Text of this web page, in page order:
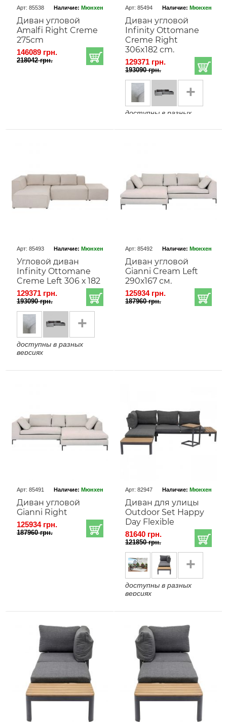
Арт: 85538 Наличие: Мюнхен
Диван угловой
Amalfi Right Creme
275cm
146089 грн.
218042 грн.
Арт: 85494 Наличие: Мюнхен
Диван угловой
Infinity Ottomane
Creme Right
306x182 cm.
129371 грн.
193090 грн.
+
доступны в разных
Арт: 85493 Наличие: Мюнхен
Угловой диван
Infinity Ottomane
Creme Left 306 х 182
129371 грн.
193090 грн.
+
доступны в разных
версиях
Арт: 85492 Наличие: Мюнхен
Диван угловой
Gianni Cream Left
290х167 см.
125934 грн.
187960 грн.
Арт: 85491 Наличие: Мюнхен
Диван угловой
Gianni Right
125934 грн.
187960 грн.
Арт: 82947 Наличие: Мюнхен
Диван для улицы
Outdoor Set Happy
Day Flexible
81640 грн.
121850 грн.
+
доступны в разных
версиях